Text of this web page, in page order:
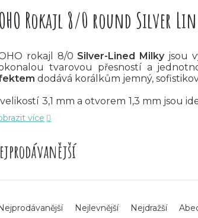
Rokajl 8/0 round Silver
rokajl 8/0 Silver-Lined Milkyjsou
tvarovou přesností a
dodává korálkům jemný,
3,1 mm a otvorem 1,3 mm jsou
je potřeba opakované provlékání
se snadno kombinují s jinými
se do tvoření s TOHO 8/0 Silver-
více
Nejlevnější Nejdražší